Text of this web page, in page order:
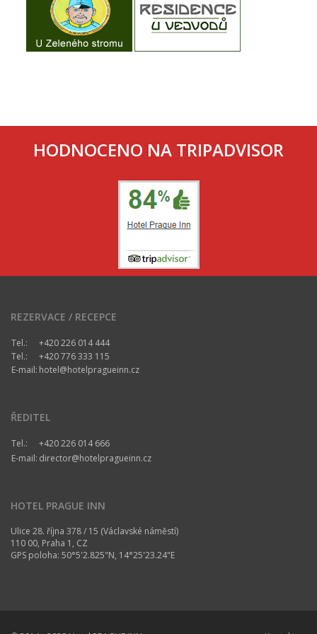
HODNOCENO NA TRIPADVISOR
REZERVACE / RECEPCE
Tel.:
+420 226 014 444
Tel.:
+420 776 333 115
E-mail: hotel@hotelpragueinn.cz
ŘEDITEL
Tel.:
+420 226 014 666
E-mail: director@hotelpragueinn.cz
HOTEL PRAGUE INN
Ulice 28. října 378 / 15 (Václavské náměstí)
110 00, Praha 1, CZ
GPS poloha: 50°5'2.825"N, 14°25'23.24"E